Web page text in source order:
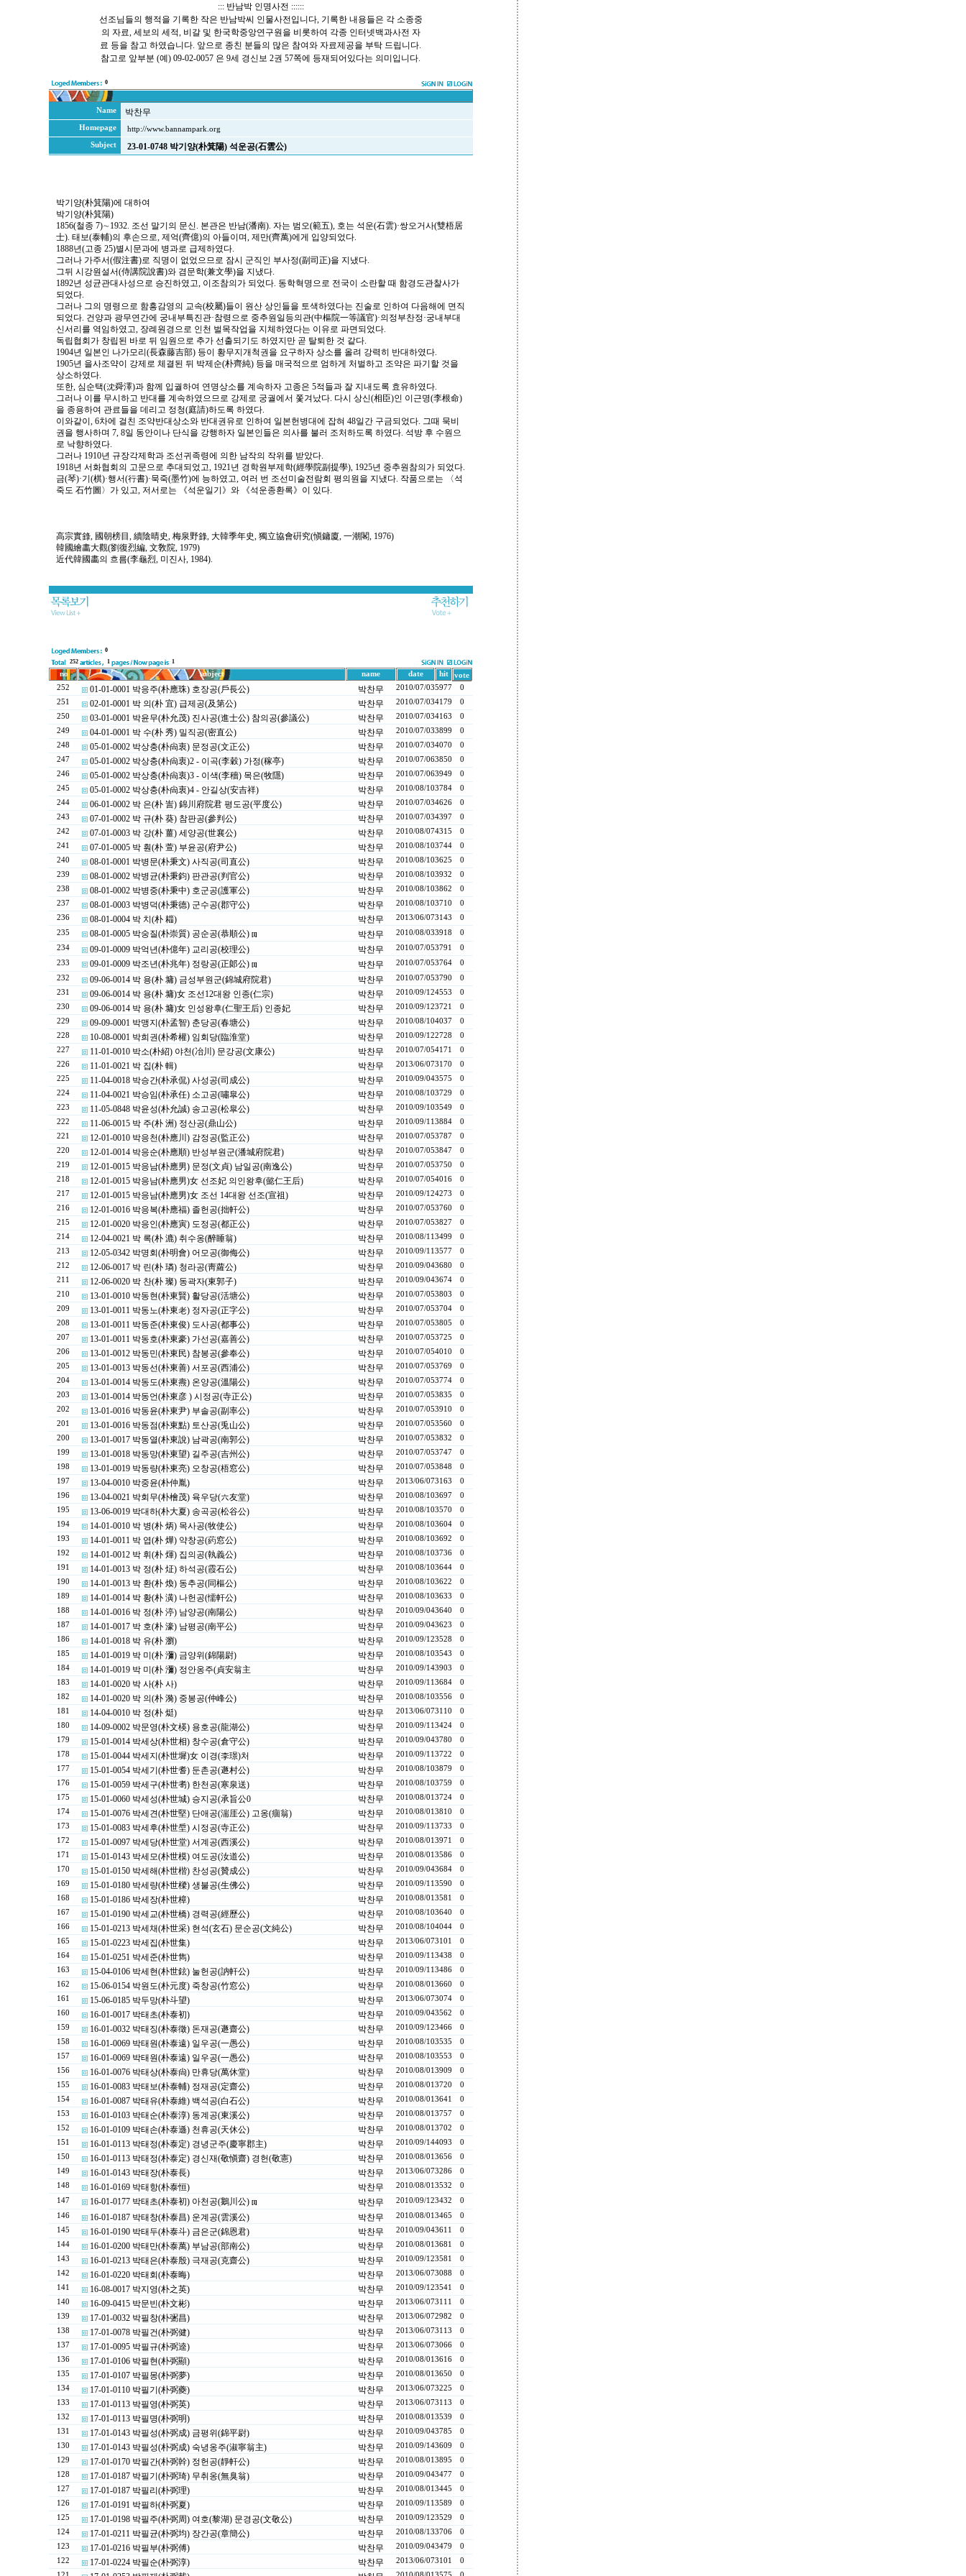
::: 반남박 인명사전 ::::::
선조님들의 행적을 기록한 작은 반남박씨 인물사전입니다, 기록한 내용들은 각 소종중
의 자료, 세보의 세적, 비갈 및 한국학중앙연구원을 비롯하여 각종 인터넷백과사전 자
료 등을 참고 하였습니다. 앞으로 종친 분들의 많은 참여와 자료제공을 부탁 드립니다.
참고로 앞부분 (예) 09-02-0057 은 9세 경신보 2권 57쪽에 등재되어있다는 의미입니다.
0
Name 박찬무
Homepage
http://www.bannampark.org
Subject
23-01-0748 박기양(朴箕陽) 석운공(石雲公)
박기양(朴箕陽)에 대하여
박기양(朴箕陽)
1856(철종 7)∼1932. 조선 말기의 문신. 본관은 반남(潘南). 자는 범오(範五), 호는 석운(石雲)·쌍오거사(雙梧居
士). 태보(泰輔)의 후손으로, 제억(齊億)의 아들이며, 제만(齊萬)에게 입양되었다.
1888년(고종 25)별시문과에 병과로 급제하였다.
그러나 가주서(假注書)로 직명이 없었으므로 잠시 군직인 부사정(副司正)을 지냈다.
그뒤 시강원설서(侍講院說書)와 겸문학(兼文學)을 지냈다.
1892년 성균관대사성으로 승진하였고, 이조참의가 되었다. 동학혁명으로 전국이 소란할 때 함경도관찰사가
되었다.
그러나 그의 명령으로 함흥감영의 교속(校屬)들이 원산 상인들을 토색하였다는 진술로 인하여 다음해에 면직
되었다. 건양과 광무연간에 궁내부특진관·참령으로 중추원일등의관(中樞院一等議官)·의정부찬정·궁내부대
신서리를 역임하였고, 장례원경으로 인천 벌목작업을 지체하였다는 이유로 파면되었다.
독립협회가 창립된 바로 뒤 임원으로 추가 선출되기도 하였지만 곧 탈퇴한 것 같다.
1904년 일본인 나가모리(長森藤吉部) 등이 황무지개척권을 요구하자 상소를 올려 강력히 반대하였다.
1905년 을사조약이 강제로 체결된 뒤 박제순(朴齊純) 등을 매국적으로 엄하게 처벌하고 조약은 파기할 것을
상소하였다.
또한, 심순택(沈舜澤)과 함께 입궐하여 연명상소를 계속하자 고종은 5적들과 잘 지내도록 효유하였다.
그러나 이를 무시하고 반대를 계속하였으므로 강제로 궁궐에서 쫓겨났다. 다시 상신(相臣)인 이근명(李根命)
을 종용하여 관료들을 데리고 정청(庭請)하도록 하였다.
이와같이, 6차에 걸친 조약반대상소와 반대권유로 인하여 일본헌병대에 잡혀 48일간 구금되었다. 그때 묵비
권을 행사하며 7, 8일 동안이나 단식을 강행하자 일본인들은 의사를 불러 조처하도록 하였다. 석방 후 수원으
로 낙향하였다.
그러나 1910년 규장각제학과 조선귀족령에 의한 남작의 작위를 받았다.
1918년 서화협회의 고문으로 추대되었고, 1921년 경학원부제학(經學院副提學), 1925년 중추원참의가 되었다.
금(琴)·기(棋)·행서(行書)·묵죽(墨竹)에 능하였고, 여러 번 조선미술전람회 평의원을 지냈다. 작품으로는 〈석
죽도 石竹圖〉가 있고, 저서로는 《석운일기》와 《석운종환록》이 있다.
高宗實錄, 國朝榜目, 續陰晴史, 梅泉野錄, 大韓季年史, 獨立協會硏究(愼鏞廈, 一潮閣, 1976)
韓國繪畵大觀(劉復烈編, 文敎院, 1979)
近代韓國畵의 흐름(李龜烈, 미진사, 1984).
0
252
1 1
no subject name date hit
vote
252
01-01-0001 박응주(朴應珠) 호장공(戶長公) 박찬무 2010/07/035977
0
251
02-01-0001 박 의(朴 宜) 급제공(及第公) 박찬무 2010/07/034179
0
250
03-01-0001 박윤무(朴允茂) 진사공(進士公) 참의공(參議公) 박찬무 2010/07/034163
0
249
04-01-0001 박 수(朴 秀) 밀직공(密直公) 박찬무 2010/07/033899
0
248
05-01-0002 박상충(朴尙衷) 문정공(文正公) 박찬무 2010/07/034070
0
247
05-01-0002 박상충(朴尙衷)2 - 이곡(李穀) 가정(稼亭) 박찬무 2010/07/063850
0
246
05-01-0002 박상충(朴尙衷)3 - 이색(李穡) 목은(牧隱) 박찬무 2010/07/063949
0
245
05-01-0002 박상충(朴尙衷)4 - 안길상(安吉祥) 박찬무 2010/08/103784
0
244
06-01-0002 박 은(朴 訔) 錦川府院君 평도공(平度公) 박찬무 2010/07/034626
0
243
07-01-0002 박 규(朴 葵) 참판공(參判公) 박찬무 2010/07/034397
0
242
07-01-0003 박 강(朴 薑) 세양공(世襄公) 박찬무 2010/08/074315
0
241
07-01-0005 박 훤(朴 萱) 부윤공(府尹公) 박찬무 2010/08/103744
0
240
08-01-0001 박병문(朴秉文) 사직공(司直公) 박찬무 2010/08/103625
0
239
08-01-0002 박병균(朴秉鈞) 판관공(判官公) 박찬무 2010/08/103932
0
238
08-01-0002 박병중(朴秉中) 호군공(護軍公) 박찬무 2010/08/103862
0
237
08-01-0003 박병덕(朴秉德) 군수공(郡守公) 박찬무 2010/08/103710
0
236
08-01-0004 박 치(朴 䎩) 박찬무 2013/06/073143
0
235
08-01-0005 박숭질(朴崇質) 공순공(恭順公) [1] 박찬무 2010/08/033918
0
234
09-01-0009 박억년(朴億年) 교리공(校理公) 박찬무 2010/07/053791
0
233
09-01-0009 박조년(朴兆年) 정랑공(正郞公) [1] 박찬무 2010/07/053764
0
232
09-06-0014 박 용(朴 墉) 금성부원군(錦城府院君) 박찬무 2010/07/053790
0
231
09-06-0014 박 용(朴 墉)女 조선12대왕 인종(仁宗) 박찬무 2010/09/124553
0
230
09-06-0014 박 용(朴 墉)女 인성왕후(仁聖王后) 인종妃 박찬무 2010/09/123721
0
229
09-09-0001 박맹지(朴孟智) 춘당공(春塘公) 박찬무 2010/08/104037
0
228
10-08-0001 박희권(朴希權) 임회당(臨淮堂) 박찬무 2010/09/122728
0
227
11-01-0010 박소(朴紹) 야천(冶川) 문강공(文康公) 박찬무 2010/07/054171
0
226
11-01-0021 박 집(朴 輯) 박찬무 2013/06/073170
0
225
11-04-0018 박승간(朴承侃) 사성공(司成公) 박찬무 2010/09/043575
0
224
11-04-0021 박승임(朴承任) 소고공(嘯皐公) 박찬무 2010/08/103729
0
223
11-05-0848 박윤성(朴允誠) 송고공(松皐公) 박찬무 2010/09/103549
0
222
11-06-0015 박 주(朴 洲) 정산공(鼎山公) 박찬무 2010/09/11 3884
0
221
12-01-0010 박응천(朴應川) 감정공(監正公) 박찬무 2010/07/053787
0
220
12-01-0014 박응순(朴應順) 반성부원군(潘城府院君) 박찬무 2010/07/053847
0
219
12-01-0015 박응남(朴應男) 문정(文貞) 남일공(南逸公) 박찬무 2010/07/053750
0
218
12-01-0015 박응남(朴應男)女 선조妃 의인왕후(懿仁王后) 박찬무 2010/07/054016
0
217
12-01-0015 박응남(朴應男)女 조선 14대왕 선조(宣祖) 박찬무 2010/09/124273
0
216
12-01-0016 박응복(朴應福) 졸헌공(拙軒公) 박찬무 2010/07/053760
0
215
12-01-0020 박응인(朴應寅) 도정공(都正公) 박찬무 2010/07/053827
0
214
12-04-0021 박 록(朴 漉) 취수옹(醉睡翁) 박찬무 2010/08/11 3499
0
213
12-05-0342 박명회(朴明會) 어모공(御侮公) 박찬무 2010/09/11 3577
0
212
12-06-0017 박 린(朴 璘) 청라공(靑蘿公) 박찬무 2010/09/043680
0
211
12-06-0020 박 찬(朴 璨) 동곽자(東郭子) 박찬무 2010/09/043674
0
210
13-01-0010 박동현(朴東賢) 활당공(活塘公) 박찬무 2010/07/053803
0
209
13-01-0011 박동노(朴東老) 정자공(正字公) 박찬무 2010/07/053704
0
208
13-01-0011 박동준(朴東俊) 도사공(都事公) 박찬무 2010/07/053805
0
207
13-01-0011 박동호(朴東豪) 가선공(嘉善公) 박찬무 2010/07/053725
0
206
13-01-0012 박동민(朴東民) 참봉공(參奉公) 박찬무 2010/07/054010
0
205
13-01-0013 박동선(朴東善) 서포공(西浦公) 박찬무 2010/07/053769
0
204
13-01-0014 박동도(朴東燾) 온양공(溫陽公) 박찬무 2010/07/053774
0
203
13-01-0014 박동언(朴東彦 ) 시정공(寺正公) 박찬무 2010/07/053835
0
202
13-01-0016 박동윤(朴東尹) 부솔공(副率公) 박찬무 2010/07/053910
0
201
13-01-0016 박동점(朴東點) 토산공(兎山公) 박찬무 2010/07/053560
0
200
13-01-0017 박동열(朴東說) 남곽공(南郭公) 박찬무 2010/07/053832
0
199
13-01-0018 박동망(朴東望) 길주공(吉州公) 박찬무 2010/07/053747
0
198
13-01-0019 박동량(朴東亮) 오창공(梧窓公) 박찬무 2010/07/053848
0
197
13-04-0010 박중윤(朴仲胤) 박찬무 2013/06/073163
0
196
13-04-0021 박회무(朴檜茂) 육우당(六友堂) 박찬무 2010/08/103697
0
195
13-06-0019 박대하(朴大夏) 송곡공(松谷公) 박찬무 2010/08/103570
0
194
14-01-0010 박 병(朴 炳) 목사공(牧使公) 박찬무 2010/08/103604
0
193
14-01-0011 박 엽(朴 燁) 약창공(葯窓公) 박찬무 2010/08/103692
0
192
14-01-0012 박 휘(朴 煇) 집의공(執義公) 박찬무 2010/08/103736
0
191
14-01-0013 박 정(朴 炡) 하석공(霞石公) 박찬무 2010/08/103644
0
190
14-01-0013 박 환(朴 煥) 동추공(同樞公) 박찬무 2010/08/103622
0
189
14-01-0014 박 황(朴 潢) 나헌공(懦軒公) 박찬무 2010/08/103633
0
188
14-01-0016 박 정(朴 渟) 남양공(南陽公) 박찬무 2010/09/043640
0
187
14-01-0017 박 호(朴 濠) 남평공(南平公) 박찬무 2010/09/043623
0
186
14-01-0018 박 유(朴 瀏) 박찬무 2010/09/123528
0
185
14-01-0019 박 미(朴 瀰) 금양위(錦陽尉) 박찬무 2010/08/103543
0
184
14-01-0019 박 미(朴 瀰) 정안옹주(貞安翁主 박찬무 2010/09/143903
0
183
14-01-0020 박 사(朴 사) 박찬무 2010/09/11 3684
0
182
14-01-0020 박 의(朴 漪) 중봉공(仲峰公) 박찬무 2010/08/103556
0
181
14-04-0010 박 정(朴 烶) 박찬무 2013/06/073110
0
180
14-09-0002 박문영(朴文楧) 용호공(龍湖公) 박찬무 2010/09/11 3424
0
179
15-01-0014 박세상(朴世相) 창수공(倉守公) 박찬무 2010/09/043780
0
178
15-01-0044 박세지(朴世墀)女 이경(李璟)처 박찬무 2010/09/11 3722
0
177
15-01-0054 박세기(朴世耆) 둔촌공(遯村公) 박찬무 2010/08/103879
0
176
15-01-0059 박세구(朴世耉) 한천공(寒泉送) 박찬무 2010/08/103759
0
175
15-01-0060 박세성(朴世城) 승지공(承旨公0 박찬무 2010/08/01 3724
0
174
15-01-0076 박세견(朴世堅) 단애공(湍厓公) 고옹(痼翁) 박찬무 2010/08/01 3810
0
173
15-01-0083 박세후(朴世垕) 시정공(寺正公) 박찬무 2010/09/11 3733
0
172
15-01-0097 박세당(朴世堂) 서계공(西溪公) 박찬무 2010/08/01 3971
0
171
15-01-0143 박세모(朴世模) 여도공(汝道公) 박찬무 2010/08/01 3586
0
170
15-01-0150 박세해(朴世楷) 찬성공(贊成公) 박찬무 2010/09/043684
0
169
15-01-0180 박세량(朴世樑) 생불공(生佛公) 박찬무 2010/09/11 3590
0
168
15-01-0186 박세장(朴世樟) 박찬무 2010/08/01 3581
0
167
15-01-0190 박세교(朴世橋) 경력공(經歷公) 박찬무 2010/08/103640
0
166
15-01-0213 박세채(朴世采) 현석(玄石) 문순공(文純公) 박찬무 2010/08/104044
0
165
15-01-0223 박세집(朴世集) 박찬무 2013/06/073101
0
164
15-01-0251 박세준(朴世雋) 박찬무 2010/09/11 3438
0
163
15-04-0106 박세현(朴世鉉) 눌헌공(訥軒公) 박찬무 2010/09/11 3486
0
162
15-06-0154 박원도(朴元度) 죽창공(竹窓公) 박찬무 2010/08/01 3660
0
161
15-06-0185 박두망(朴斗望) 박찬무 2013/06/073074
0
160
16-01-0017 박태초(朴泰初) 박찬무 2010/09/043562
0
159
16-01-0032 박태징(朴泰徵) 돈재공(遯齋公) 박찬무 2010/09/123466
0
158
16-01-0069 박태원(朴泰遠) 일우공(一愚公) 박찬무 2010/08/103535
0
157
16-01-0069 박태원(朴泰遠) 일우공(一愚公) 박찬무 2010/08/103553
0
156
16-01-0076 박태상(朴泰尙) 만휴당(萬休堂) 박찬무 2010/08/01 3909
0
155
16-01-0083 박태보(朴泰輔) 정재공(定齋公) 박찬무 2010/08/01 3720
0
154
16-01-0087 박태유(朴泰維) 백석공(白石公) 박찬무 2010/08/01 3641
0
153
16-01-0103 박태순(朴泰淳) 동계공(東溪公) 박찬무 2010/08/01 3757
0
152
16-01-0109 박태손(朴泰遜) 천휴공(天休公) 박찬무 2010/08/01 3702
0
151
16-01-0113 박태정(朴泰定) 경녕군주(慶寧郡主) 박찬무 2010/09/144093
0
150
16-01-0113 박태정(朴泰定) 경신재(敬愼齋) 경헌(敬憲) 박찬무 2010/08/01 3656
0
149
16-01-0143 박태장(朴泰長) 박찬무 2013/06/073286
0
148
16-01-0169 박태항(朴泰恒) 박찬무 2010/08/01 3532
0
147
16-01-0177 박태초(朴泰初) 아천공(鵝川公) [1] 박찬무 2010/09/123432
0
146
16-01-0187 박태창(朴泰昌) 운계공(雲溪公) 박찬무 2010/08/01 3465
0
145
16-01-0190 박태두(朴泰斗) 금은군(錦恩君) 박찬무 2010/09/043611
0
144
16-01-0200 박태만(朴泰萬) 부남공(部南公) 박찬무 2010/08/01 3681
0
143
16-01-0213 박태은(朴泰殷) 극재공(克齋公) 박찬무 2010/09/123581
0
142
16-01-0220 박태회(朴泰晦) 박찬무 2013/06/073088
0
141
16-08-0017 박지영(朴之英) 박찬무 2010/09/123541
0
140
16-09-0415 박문빈(朴文彬) 박찬무 2013/06/073111
0
139
17-01-0032 박필창(朴弻昌) 박찬무 2013/06/072982
0
138
17-01-0078 박필건(朴弼健) 박찬무 2013/06/073113
0
137
17-01-0095 박필규(朴弼逵) 박찬무 2013/06/073066
0
136
17-01-0106 박필현(朴弼顯) 박찬무 2010/08/01 3616
0
135
17-01-0107 박필몽(朴弼夢) 박찬무 2010/08/01 3650
0
134
17-01-0110 박필기(朴弼夔) 박찬무 2013/06/073225
0
133
17-01-0113 박필영(朴弼英) 박찬무 2013/06/073113
0
132
17-01-0113 박필명(朴弼明) 박찬무 2010/08/01 3539
0
131
17-01-0143 박필성(朴弼成) 금평위(錦平尉) 박찬무 2010/09/043785
0
130
17-01-0143 박필성(朴弼成) 숙녕옹주(淑寧翁主) 박찬무 2010/09/143609
0
129
17-01-0170 박필간(朴弼幹) 정헌공(靜軒公) 박찬무 2010/08/01 3895
0
128
17-01-0187 박필기(朴弼琦) 무취옹(無臭翁) 박찬무 2010/09/043477
0
127
17-01-0187 박필리(朴弼理) 박찬무 2010/08/01 3445
0
126
17-01-0191 박필하(朴弼夏) 박찬무 2010/09/11 3589
0
125
17-01-0198 박필주(朴弼周) 여호(黎湖) 문경공(文敬公) 박찬무 2010/09/123529
0
124
17-01-0211 박필균(朴弼均) 장간공(章簡公) 박찬무 2010/08/133706
0
123
17-01-0216 박필부(朴弼傅) 박찬무 2010/09/043479
0
122
17-01-0224 박필순(朴弼淳) 박찬무 2013/06/073101
0